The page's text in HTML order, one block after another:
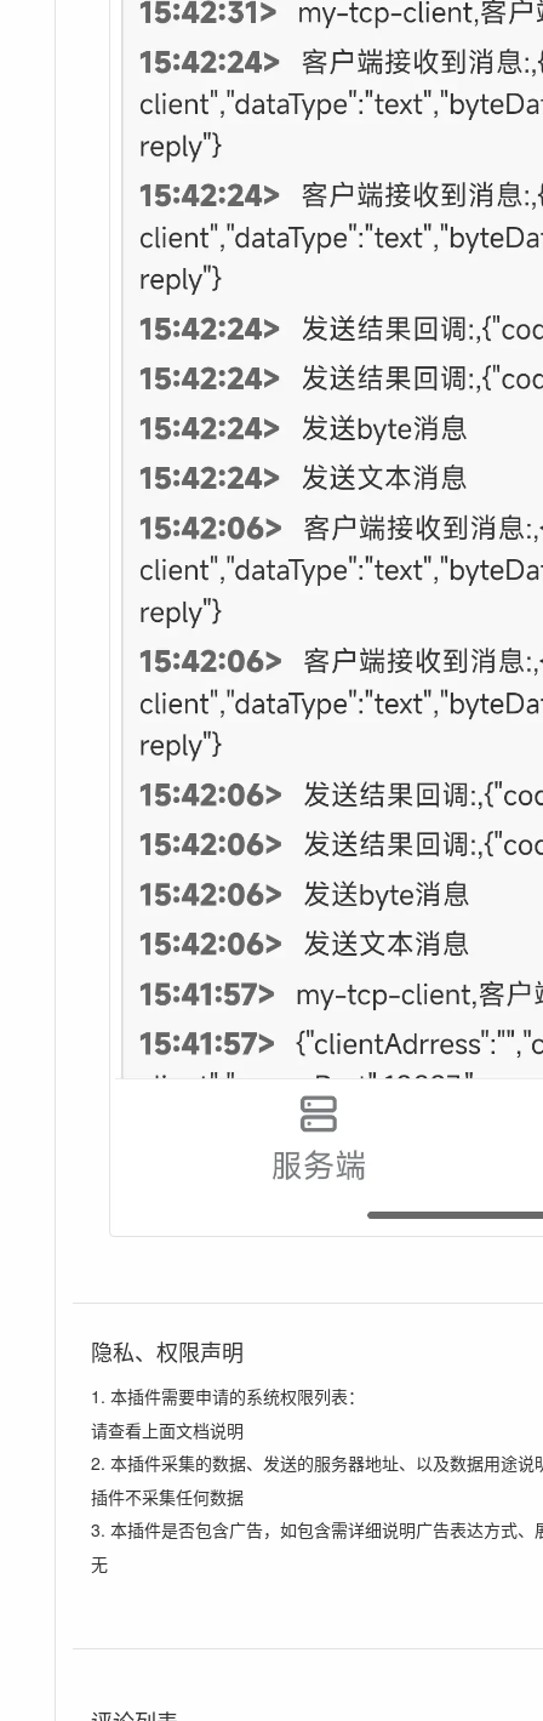
隐私、权限声明
1. 本插件需要申请的系统权限列表：
请查看上面文档说明
2. 本插件采集的数据、发送的服务器地址、以及数据用途说
插件不采集任何数据
3. 本插件是否包含广告，如包含需详细说明广告表达方式、
无